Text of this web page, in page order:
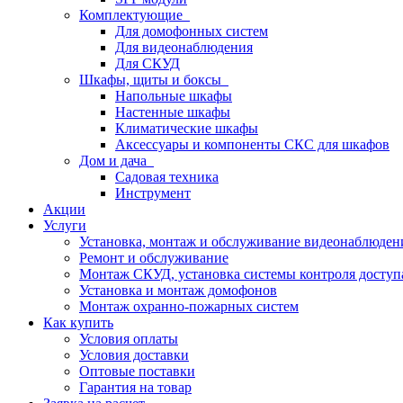
Комплектующие
Для домофонных систем
Для видеонаблюдения
Для СКУД
Шкафы, щиты и боксы
Напольные шкафы
Настенные шкафы
Климатические шкафы
Аксессуары и компоненты СКС для шкафов
Дом и дача
Садовая техника
Инструмент
Акции
Услуги
Установка, монтаж и обслуживание
Ремонт и обслуживание
Монтаж СКУД, установка системы контроля
Установка и монтаж домофонов
Монтаж охранно-пожарных систем
Как купить
Условия оплаты
Условия доставки
Оптовые поставки
Гарантия на товар